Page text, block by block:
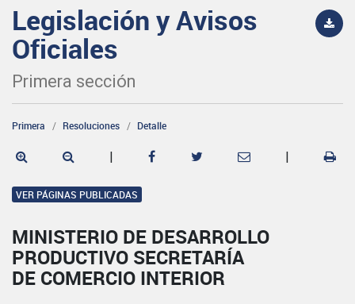
Legislación y Avisos
Oficiales
Primera sección
Primera Resoluciones Detalle
| |
VER PÁGINAS PUBLICADAS
MINISTERIO DE DESARROLLO
PRODUCTIVO SECRETARÍA
DE COMERCIO INTERIOR